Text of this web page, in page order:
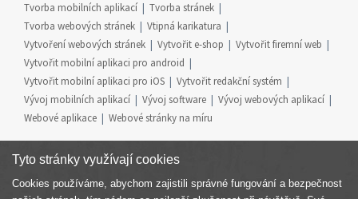
Tvorba mobilních aplikací
Tvorba stránek
Tvorba webových stránek
Vtipná karikatura
Vytvoření webových stránek
Vytvořit e-shop
Vytvořit firemní web
Vytvořit mobilní aplikaci pro android
Vytvořit mobilní aplikaci pro iOS
Vytvořit redakční systém
Vývoj mobilních aplikací
Vývoj software
Vývoj webových aplikací
Webové aplikace
Webové stránky na míru
Tyto stránky využívají cookies
Cookies používáme, abychom zajistili správné fungování a bezpečnost